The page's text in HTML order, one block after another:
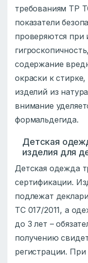
требованиям ТР
показатели
проверяются при
содержание
окраски к
изделий из
внимание
формальдегида.
Детская
изделия для
Детская одежда
сертификации.
подлежат
ТС 017/2011, а
до 3 лет –
получению
регистрации.